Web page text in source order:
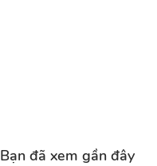
Bạn đã xem gần đây